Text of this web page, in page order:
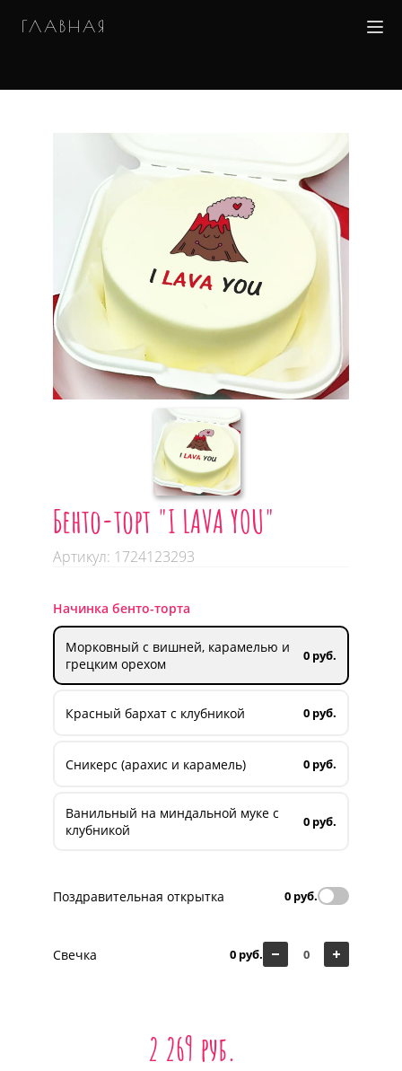
ГЛАВНАЯ
Бенто-торт "I LAVA YOU"
Артикул: 1724123293
2 269 руб.
Начинка бенто-торта
Морковный с вишней, карамелью и
грецким орехом
0 руб.
Красный бархат с клубникой 0 руб.
Сникерс (арахис и карамель) 0 руб.
Ванильный на миндальной муке с
клубникой
0 руб.
Поздравительная открытка 0 руб.
Свечка 0 руб.